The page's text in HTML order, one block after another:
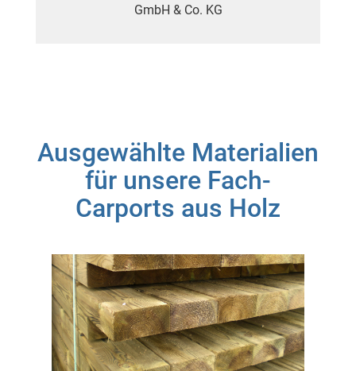
GmbH & Co. KG
Ausgewählte Materialien
für unsere Fach-
Carports aus Holz